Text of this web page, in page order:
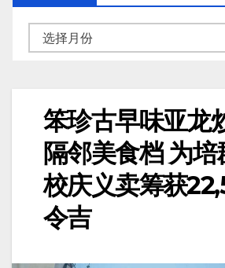
笨珍古早味亚龙
隔邻美食档 为
校庆义卖筹获
令吉